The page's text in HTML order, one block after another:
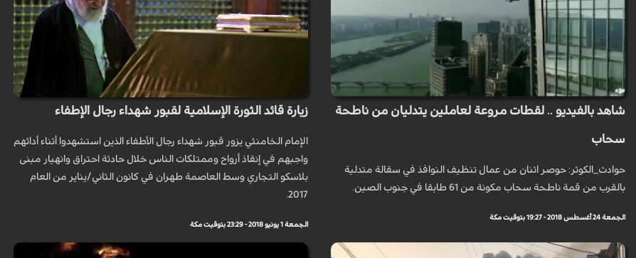
شاهد بالفيديو .. لقطات مروعة لعاملين يتدليان من ناطحة
سحاب
حوادث_الكوثر: حوصر اثنان من عمال تنظيف النوافذ في سقالة متدلية
بالقرب من قمة ناطحة سحاب مكونة من 61 طابقا في جنوب الصين.
الجمعة 24 أغسطس 2018 - 19:27 بتوقيت مكة
زيارة قائد الثورة الإسلامية لقبور شهداء رجال الإطفاء
الإمام الخامنئي يزور قبور شهداء رجال الأطفاء الذين استشهدوا أثناء أدائهم
واجبهم في إنقاذ أرواح وممتلكات الناس خلال حادثة احتراق وانهيار مبنى
بلاسكو التجاري وسط العاصمة طهران في كانون الثاني/يناير من العام
2017.
الجمعة 1 يونيو 2018 - 23:29 بتوقيت مكة